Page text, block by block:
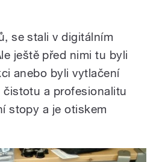
se stali v digitálním
ještě před nimi tu byli
anebo byli vytlačení
čistotu a profesionalitu
stopy a je otiskem